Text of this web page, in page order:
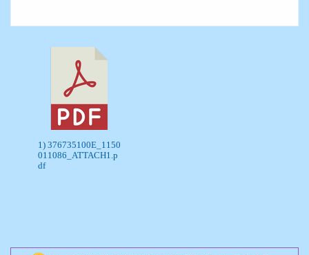
1) 376735100E_1150
011086_ATTACH1.p
df